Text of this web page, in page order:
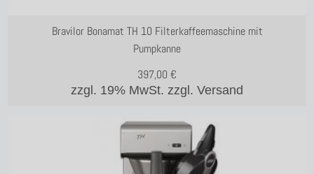
Glaskern Edelstahlkern
Bravilor Bonamat TH 10 Filterkaffeemaschine mit
Pumpkanne
zzgl. 19% MwSt. zzgl. Versand
397,00 €